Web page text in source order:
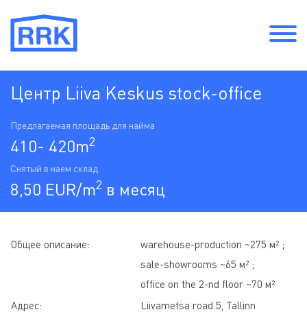
Центр Liiva Keskus stock-office
Предлагаемая площадь для найма
410- 420m2
Снятый в наем склад
8,50 EUR/m2 в месяц
Общее описание:
warehouse-production ~275 м² ;
sale-showrooms ~65 м² ;
office on the 2-nd floor ~70 м²
Адрес:
Liivametsa road 5, Tallinn